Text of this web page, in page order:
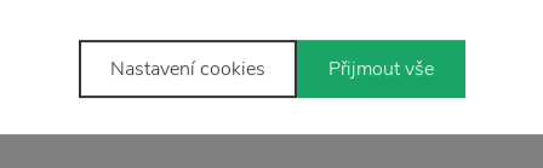
Nastavení cookies Přijmout vše